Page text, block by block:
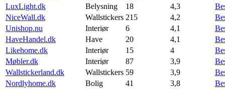
LuxLight.dk
Belysning 18 4,3
NiceWall.dk
Wallstickers 215 4,2
Unishop.nu
Interiør 6 4,1
HaveHandel.dk
Have 20 4,1
Likehome.dk
Interiør 15 4
Møbler.dk
Interiør 87 3,9
Wallstickerland.dk
Wallstickers 59 3,9
Nordlyhome.dk
Bolig 41 3,8